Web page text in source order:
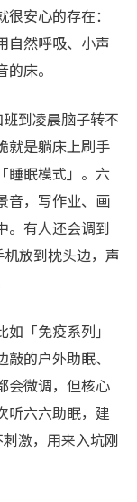
蜓语ASMR以极致沉浸的多元声场，为您打造一秒解压、瞬间入梦的专属耳畔治愈空间。
安心的存在：
自然呼吸、小声
床。
到凌晨脑子转不
就是躺床上刷手
睡眠模式」。六
音，写作业、画
。有人还会调到
放到枕头边，声
「免疫系列」
的户外助眠、
会微调，但核心
听六六助眠，建
激，用来入坑刚